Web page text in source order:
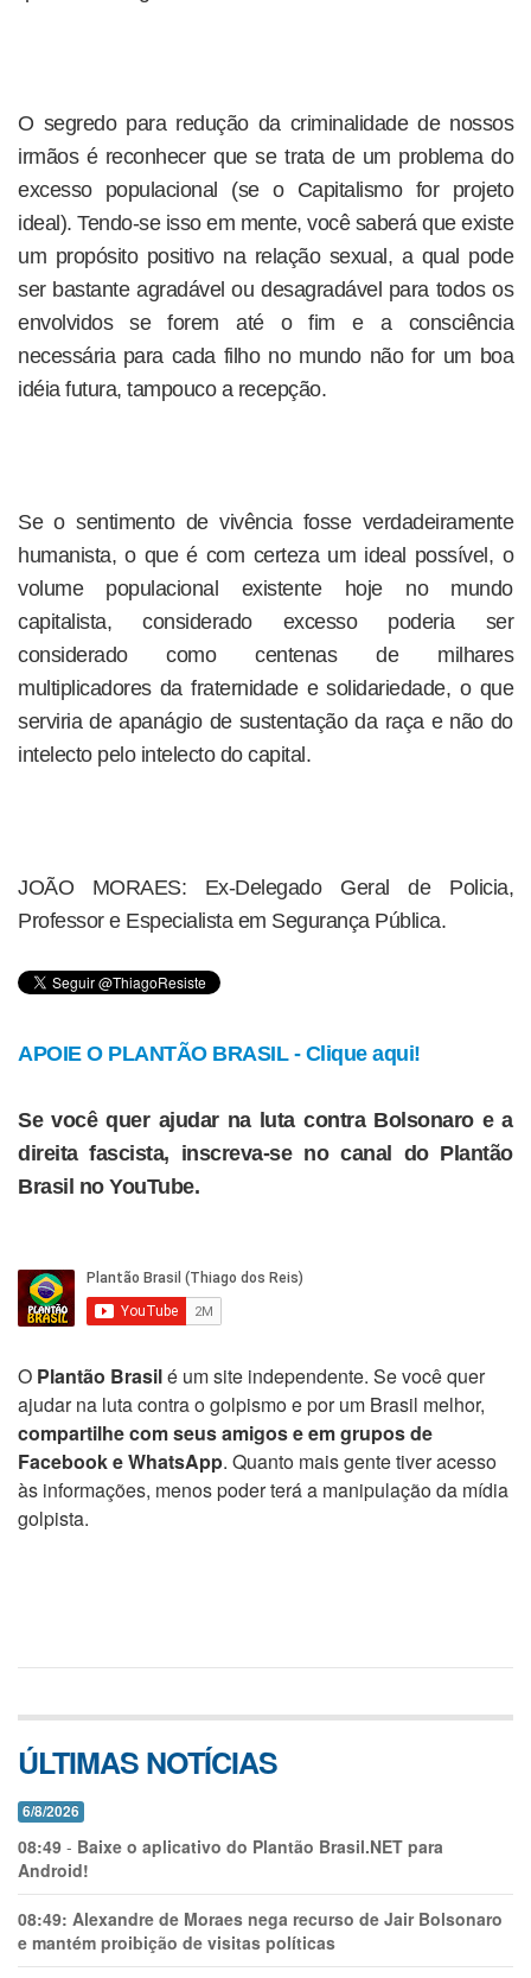
O segredo para redução da criminalidade de nossos
irmãos é reconhecer que se trata de um problema do
excesso populacional (se o Capitalismo for projeto
ideal). Tendo-se isso em mente, você saberá que existe
um propósito positivo na relação sexual, a qual pode
ser bastante agradável ou desagradável para todos os
envolvidos se forem até o fim e a consciência
necessária para cada filho no mundo não for um boa
idéia futura, tampouco a recepção.
Se o sentimento de vivência fosse verdadeiramente
humanista, o que é com certeza um ideal possível, o
volume populacional existente hoje no mundo
capitalista, considerado excesso poderia ser
considerado como centenas de milhares
multiplicadores da fraternidade e solidariedade, o que
serviria de apanágio de sustentação da raça e não do
intelecto pelo intelecto do capital.
JOÃO MORAES: Ex-Delegado Geral de Policia,
Professor e Especialista em Segurança Pública.
APOIE O PLANTÃO BRASIL - Clique aqui!
Se você quer ajudar na luta contra Bolsonaro e a
direita fascista, inscreva-se no canal do Plantão
Brasil no YouTube.
O Plantão Brasilé um site independente. Se você quer
ajudar na luta contra o golpismo e por um Brasil melhor,
compartilhe com seus amigos e em grupos de
Facebook e WhatsApp. Quanto mais gente tiver acesso
às informações, menos poder terá a manipulação da mídia
golpista.
ÚLTIMAS NOTÍCIAS
6/8/2026
08:49 - Baixe o aplicativo do Plantão Brasil.NET para
Android!
08:49: Alexandre de Moraes nega recurso de Jair Bolsonaro
e mantém proibição de visitas políticas